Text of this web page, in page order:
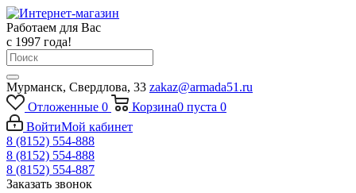
Работаем для Вас
с 1997 года!
Мурманск, Свердлова, 33 zakaz@armada51.ru
Отложенные 0 Корзина0 пуста 0
ВойтиМой кабинет
8 (8152) 554-888
8 (8152) 554-888
8 (8152) 554-887
Заказать звонок